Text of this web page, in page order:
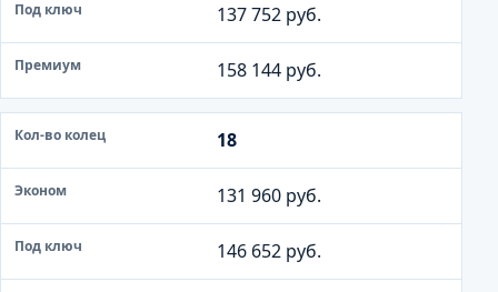
137 752 руб.
158 144 руб.
18
131 960 руб.
146 652 руб.